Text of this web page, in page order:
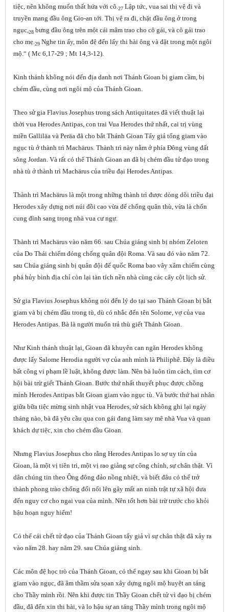
tiệc, nên không muốn thất hứa với cô.27 Lập tức, vua sai thị vệ đi và
truyền mang đầu ông Gio-an tới. Thị vệ ra đi, chặt đầu ông ở trong
ngục,28 bưng đầu ông trên một cái mâm trao cho cô gái, và cô gái trao
cho mẹ.29 Nghe tin ấy, môn đệ đến lấy thi hài ông và đặt trong một ngôi
mộ.“ ( Mc 6,17-29 ; Mt 14,3-12).
Kinh thánh không nói đến địa danh nơi Thánh Gioan bị giam cầm, bị
chém đầu, cùng nơi ngôi mộ của Thánh Gioan.
Theo sử gia Flavius Josephus trong sách Antiquitates đã viết thuật lại
thời vua Herodes Antipas, con trai Vua Herodes thứ nhất, cai trị vùng
miền Galliläa và Peräa đã cho bắt Thánh Gioan Tẩy giả tống giam vào
ngục tù ở thành trì Machärus. Thành trì này nằm ở phía Đông vùng đất
sông Jordan. Và rất có thể Thánh Gioan an đã bị chém đầu tử đạo trong
nhà tù ở thành trì Machärus của triều đại Herodes Antipas.
Thành trì Machärus là một trong những thành trì được dòng dõi triều đại
Herodes xây dựng nơi núi đồi cao vừa để chống quân thù, vừa là chốn
cung đình sang trọng nhà vua cư ngự.
Thành trì Machärus vào năm 66. sau Chúa giáng sinh bị nhóm Zeloten
của Do Thái chiếm đóng chống quân đội Roma. Và sau đó vào năm 72.
sau Chúa giáng sinh bị quân đội đế quốc Roma bao vây xâm chiếm cùng
phá hủy bình địa chỉ còn lại tàn tích nền nhà cùng các cây cột lịch sử.
Sử gia Flavius Josephus không nói đến lý do tại sao Thánh Gioan bị bắt
giam và bị chém đầu trong tù, dù có nhắc đến tên Solome, vợ của vua
Herodes Antipas. Bà là người muốn trả thù giết Thánh Gioan.
Như Kinh thánh thuật lại, Gioan đã khuyên can ngăn Herodes không
được lấy Salome Herodia người vợ của anh mình là Philiphê. Đây là điều
bất công vi phạm lề luật, không được làm. Nên bà luôn tìm cách, tìm cơ
hội bài trừ giết Thánh Gioan. Bước thứ nhất thuyết phục được chồng
mình Herodes Antipas bắt Gioan giam vào ngục tù. Và bước thứ hai nhân
giữa bữa tiệc mừng sinh nhật vua Herodes, sử sách không ghi lại ngày
tháng nào, bà đã yêu cầu qua con gái đang làm say mê nhà Vua và quan
khách dự tiệc, xin cho chém đầu Gioan.
Nhưng Flavius Josephus cho rằng Herodes Antipas lo sợ uy tín của
Gioan, là một vị tiên tri, một vị rao giảng sự công chính, sự chân thật. Vì
dân chúng tin theo Ông đông đảo nồng nhiệt, và biết đâu có thể trở
thành phong trào chống đối nổi lên gây mất an ninh trật tự xã hội đưa
đến nguy cơ cho ngai vua của mình. Nên tốt hơn bài trừ trước cho khỏi
hậu hoạn nguy hiểm!
Có thể cái chết tử đạo của Thánh Gioan tẩy giả vì sự chân thật đã xảy ra
vào năm 28. hay năm 29. sau Chúa giáng sinh.
Các môn đệ học trò của Thánh Gioan, có thể ngay sau khi Gioan bị bắt
giam vào ngục, đã âm thầm sửa sọan xây dựng ngôi mộ huyệt an táng
cho Thầy mình rồi. Nên khi được tin Thầy Gioan chết tử vì đạo bị chém
đầu, đã đến xin thi hài, và lo hậu sự an táng Thầy mình trong ngôi mộ